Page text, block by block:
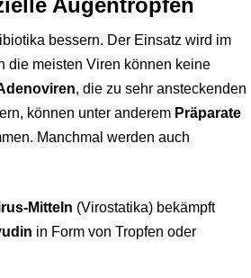
Augentropfen
bessern. Der Einsatz wird im
die meisten Viren können keine
, die zu sehr ansteckenden
können unter anderem Präparate
Manchmal werden auch
Mitteln (Virostatika) bekämpft
in Form von Tropfen oder